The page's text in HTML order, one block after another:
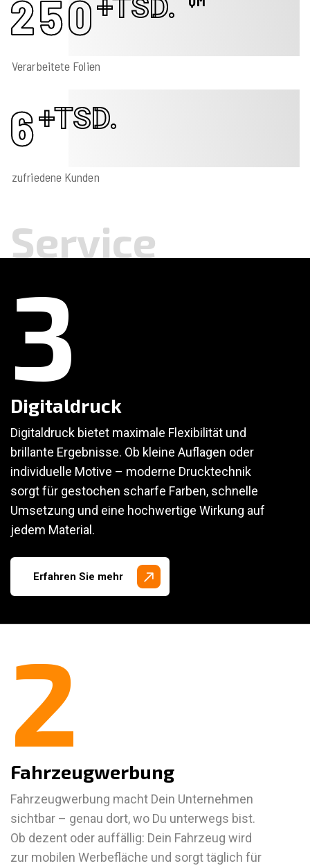
250+TSD.
Verarbeitete Folien
6+TSD.
zufriedene Kunden
Service
3
Digitaldruck
Digitaldruck bietet maximale Flexibilität und
brillante Ergebnisse. Ob kleine Auflagen oder
individuelle Motive – moderne Drucktechnik
sorgt für gestochen scharfe Farben, schnelle
Umsetzung und eine hochwertige Wirkung auf
jedem Material.
Erfahren Sie mehr
2
Fahrzeugwerbung
Fahrzeugwerbung macht Dein Unternehmen
sichtbar – genau dort, wo Du unterwegs bist.
Ob dezent oder auffällig: Dein Fahrzeug wird
zur mobilen Werbefläche und sorgt täglich für